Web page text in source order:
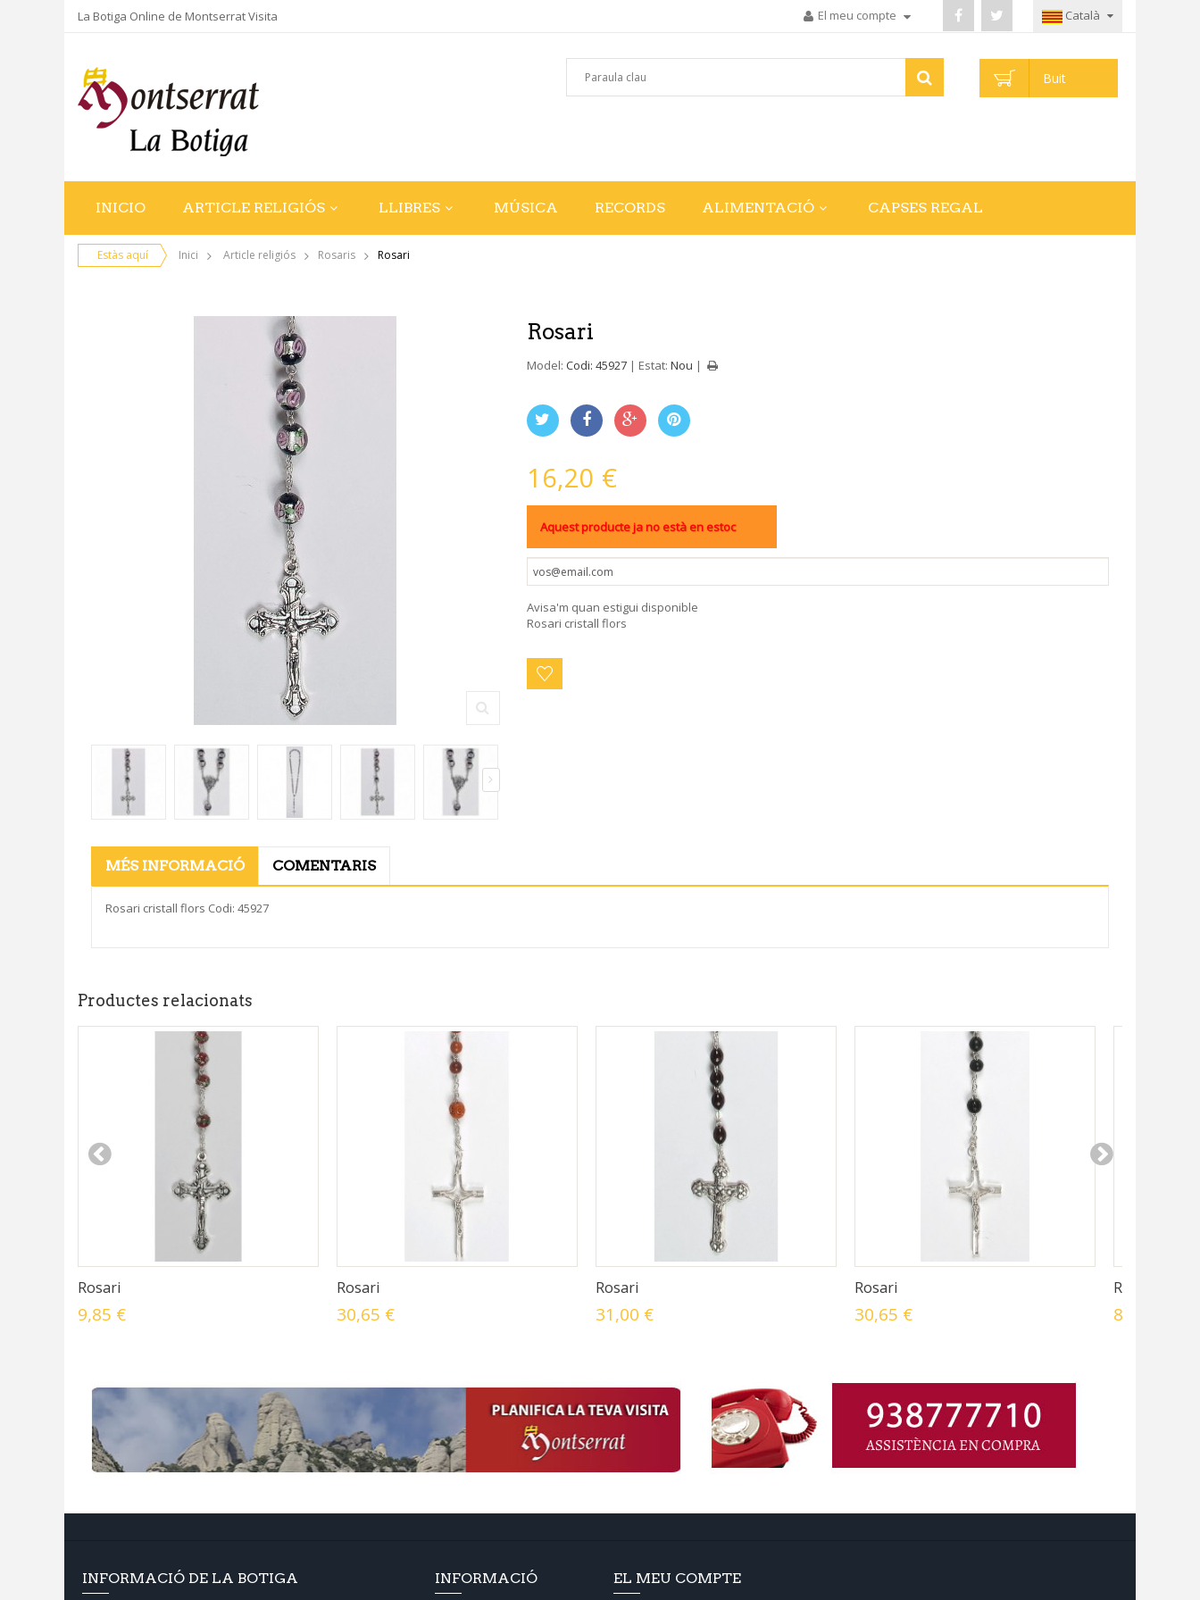
La Botiga Online de Montserrat Visita El meu compte Català
Buit
INICIO ARTICLE RELIGIÓS LLIBRES MÚSICA RECORDS ALIMENTACIÓ CAPSES REGAL
Estàs aquí Inici Article religiós Rosaris Rosari
Rosari
Model: Codi: 45927 Estat: Nou
16,20 €
Aquest producte ja no està en estoc
Avisa'm quan estigui disponible
Rosari cristall flors
MÉS INFORMACIÓ COMENTARIS
Rosari cristall flors Codi: 45927
Productes relacionats
Rosari
9,85 €
Rosari
30,65 €
Rosari
31,00 €
Rosari
30,65 €
Rosari
8,25 €
INFORMACIÓ DE LA BOTIGA INFORMACIÓ EL MEU COMPTE